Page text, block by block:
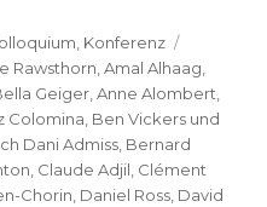
, Konferenz
Rawsthorn,Amal Alhaag,
Geiger,Anne Alombert,
Colomina, Ben Vickers und
Dani Admiss, Bernard
, Claude Adjil, Clément
Chorin, Daniel Ross, David